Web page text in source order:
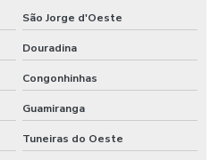
São Jorge d'Oeste
Douradina
Congonhinhas
Guamiranga
Tuneiras do Oeste